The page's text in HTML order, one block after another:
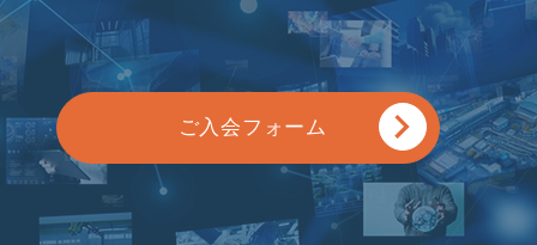
ご入会フォーム